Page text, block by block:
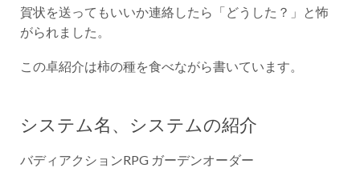
賀状を送ってもいいか連絡したら「どうした？」と怖
がられました。
この卓紹介は柿の種を食べながら書いています。
システム名、システムの紹介
バディアクションRPG ガーデンオーダー